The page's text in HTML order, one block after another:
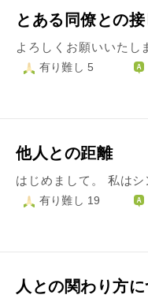
とある同僚との
有り難し 5
他人との距離
有り難し 19
人との関わり方